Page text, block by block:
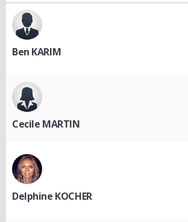
Ben KARIM
Cecile MARTIN
Delphine KOCHER